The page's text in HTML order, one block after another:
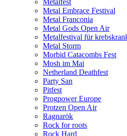
Metalfest
Metal Embrace Festival
Metal Franconia
Metal Gods Open Air
Metalfestival für
Metal Storm
Morbid Catacombs Fest
Mosh im Mai
Netherland Deathfest
Party San
Pitfest
Progpower Europe
Protzen Open Air
Ragnarök
Rock for roots
Rock Hard